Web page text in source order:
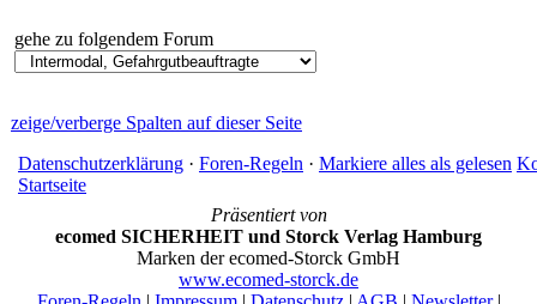
gehe zu folgendem Forum
zeige/verberge Spalten auf dieser Seite
Datenschutzerklärung · Foren-Regeln · Markiere alles als gelesen
Startseite
Präsentiert von
ecomed SICHERHEIT und Storck Verlag Hamburg
Marken der ecomed-Storck GmbH
www.ecomed-storck.de